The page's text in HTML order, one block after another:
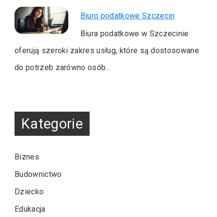
Biuro podatkowe Szczecin
Biura podatkowe w Szczecinie
oferują szeroki zakres usług, które są dostosowane
do potrzeb zarówno osób…
Kategorie
Biznes
Budownictwo
Dziecko
Edukacja